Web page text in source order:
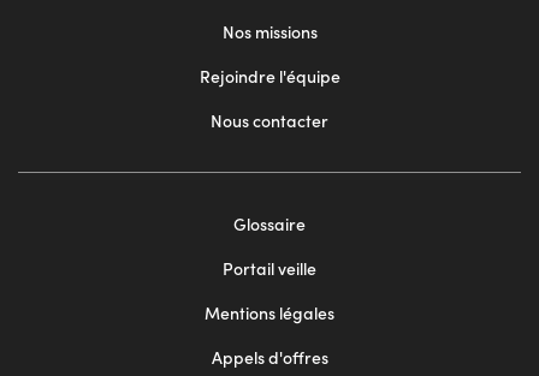
Nos missions
Rejoindre l'équipe
Nous contacter
Glossaire
Portail veille
Mentions légales
Appels d'offres